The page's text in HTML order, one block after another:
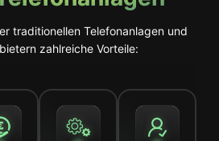
traditionellen Telefonanlagen und
zahlreiche Vorteile: